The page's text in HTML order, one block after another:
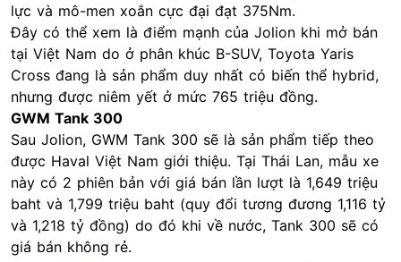
lực và mô-men xoắn cực đại đạt 375Nm.
Đây có thể xem là điểm mạnh của Jolion khi mở bán
tại Việt Nam do ở phân khúc B-SUV, Toyota Yaris
Cross đang là sản phẩm duy nhất có biến thể hybrid,
nhưng được niêm yết ở mức 765 triệu đồng.
GWM Tank 300
Sau Jolion, GWM Tank 300 sẽ là sản phẩm tiếp theo
được Haval Việt Nam giới thiệu. Tại Thái Lan, mẫu xe
này có 2 phiên bản với giá bán lần lượt là 1,649 triệu
baht và 1,799 triệu baht (quy đổi tương đương 1,116 tỷ
và 1,218 tỷ đồng) do đó khi về nước, Tank 300 sẽ có
giá bán không rẻ.